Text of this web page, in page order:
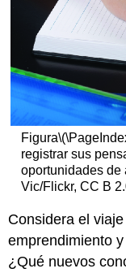
Figura
registrar sus
oportunidades de
Vic/Flickr, CC B
Considera el
emprendimiento
¿Qué nuevos